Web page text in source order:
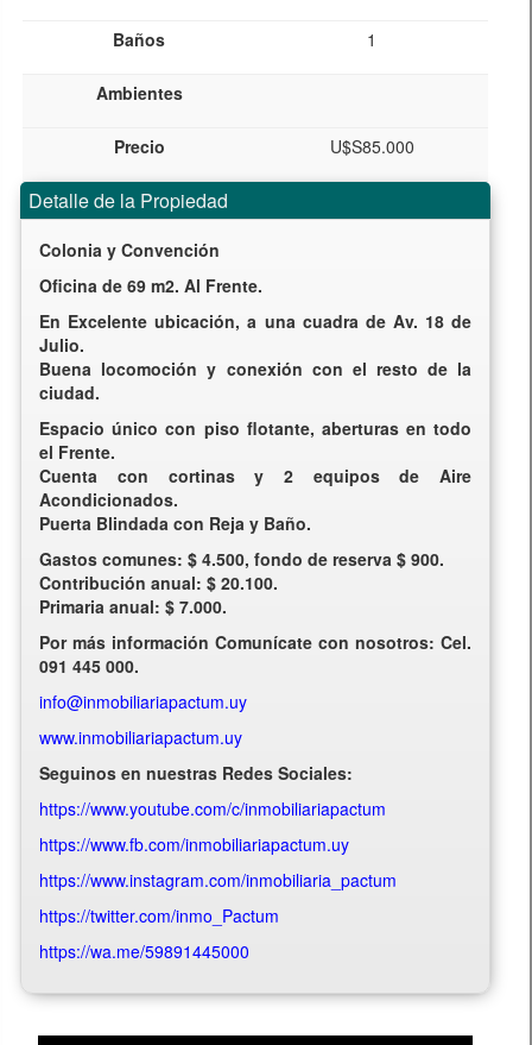
Baños 1
Ambientes
Precio U$S85.000
Detalle de la Propiedad
Colonia y Convención
Oficina de 69 m2. Al Frente.
En Excelente ubicación, a una cuadra de Av. 18 de
Julio.
Buena locomoción y conexión con el resto de la
ciudad.
Espacio único con piso flotante, aberturas en todo
el Frente.
Cuenta con cortinas y 2 equipos de Aire
Acondicionados.
Puerta Blindada con Reja y Baño.
Gastos comunes: $ 4.500, fondo de reserva $ 900.
Contribución anual: $ 20.100.
Primaria anual: $ 7.000.
Por más información Comunícate con nosotros: Cel.
091 445 000.
info@inmobiliariapactum.uy
www.inmobiliariapactum.uy
Seguinos en nuestras Redes Sociales:
https://www.youtube.com/c/inmobiliariapactum
https://www.fb.com/inmobiliariapactum.uy
https://www.instagram.com/inmobiliaria_pactum
https://twitter.com/inmo_Pactum
https://wa.me/59891445000